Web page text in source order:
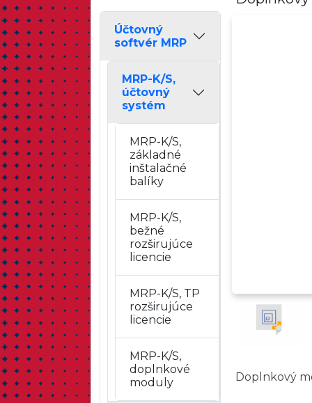
Účtovný
softvér MRP
MRP-K/S,
účtovný
systém
MRP-K/S,
základné
inštalačné
balíky
MRP-K/S,
bežné
rozširujúce
licencie
MRP-K/S, TP
rozširujúce
licencie
MRP-K/S,
doplnkové
moduly
Doplnkový